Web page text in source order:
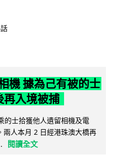
機 據為己有被的士
再入境被捕
的士拾獲他人遺留相機及電
人本月 2 日經港珠澳大橋再
閱讀全文